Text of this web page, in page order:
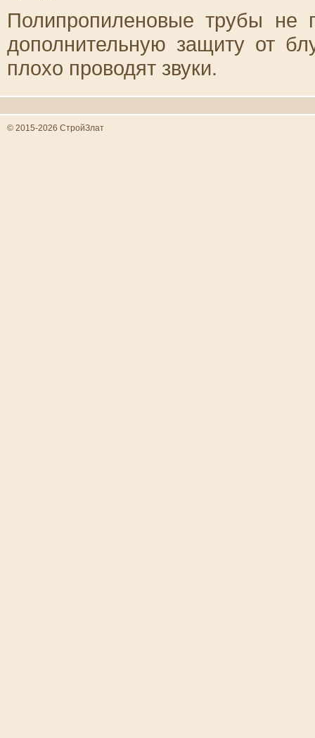
Полипропиленовые трубы не
дополнительную защиту от
плохо проводят звуки.
© 2015-2026 СтройЗлат